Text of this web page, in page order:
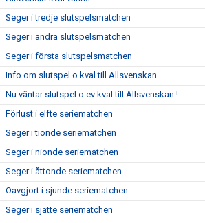
Seger i tredje slutspelsmatchen
Seger i andra slutspelsmatchen
Seger i första slutspelsmatchen
Info om slutspel o kval till Allsvenskan
Nu väntar slutspel o ev kval till Allsvenskan !
Förlust i elfte seriematchen
Seger i tionde seriematchen
Seger i nionde seriematchen
Seger i åttonde seriematchen
Oavgjort i sjunde seriematchen
Seger i sjätte seriematchen